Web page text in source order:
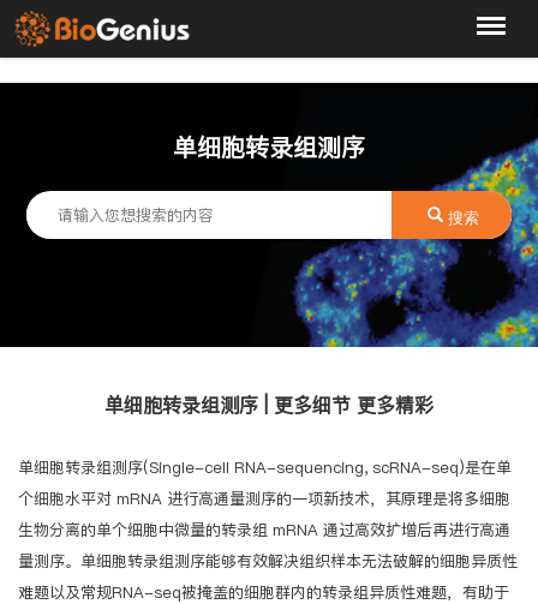
单细胞转录组测序
搜索
单细胞转录组测序 | 更多细节 更多精彩
单细胞转录组测序(Single-cell RNA-sequencing, scRNA-seq)是在单
个细胞水平对 mRNA 进行高通量测序的一项新技术，其原理是将多细胞
生物分离的单个细胞中微量的转录组 mRNA 通过高效扩增后再进行高通
量测序。单细胞转录组测序能够有效解决组织样本无法破解的细胞异质性
难题以及常规RNA-seq被掩盖的细胞群内的转录组异质性难题，有助于